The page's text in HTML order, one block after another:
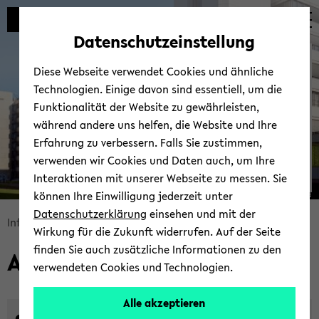
Automatische
vermeiden
zum
wechseln
zum
wechseln
zum
wechseln
Bread­
crumb
über­
sprin­
In­for­ma­ti­ons­si­cher­heit Ak­tu­el­les
© Uni­ver­si­tät Bie­le­feld
Ak­tu­el­les
Datenschutzeinstellung
Diese Webseite verwendet Cookies und ähnliche
Technologien. Einige davon sind essentiell, um die
Funktionalität der Website zu gewährleisten,
während andere uns helfen, die Website und Ihre
Erfahrung zu verbessern. Falls Sie zustimmen,
verwenden wir Cookies und Daten auch, um Ihre
Interaktionen mit unserer Webseite zu messen. Sie
können Ihre Einwilligung jederzeit unter
Datenschutzerklärung einsehen und mit der
Wirkung für die Zukunft widerrufen. Auf der Seite
finden Sie auch zusätzliche Informationen zu den
verwendeten Cookies und Technologien.
Alle akzeptieren